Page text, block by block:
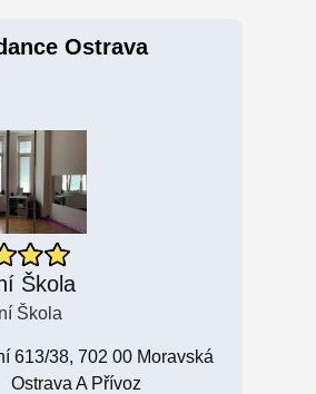
Ostrava
Škola
Škola
613/38, 702 00 Moravská
Ostrava A Přívoz